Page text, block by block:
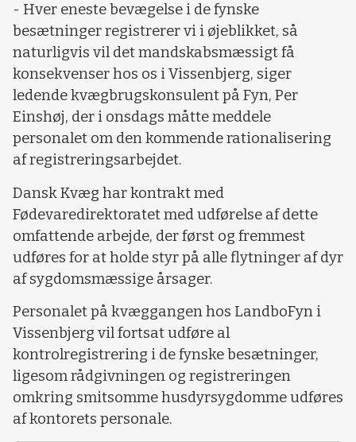
- Hver eneste bevægelse i de fynske
besætninger registrerer vi i øjeblikket, så
naturligvis vil det mandskabsmæssigt få
konsekvenser hos os i Vissenbjerg, siger
ledende kvægbrugskonsulent på Fyn, Per
Einshøj, der i onsdags måtte meddele
personalet om den kommende rationalisering
af registreringsarbejdet.
Dansk Kvæg har kontrakt med
Fødevaredirektoratet med udførelse af dette
omfattende arbejde, der først og fremmest
udføres for at holde styr på alle flytninger af dyr
af sygdomsmæssige årsager.
Personalet på kvæggangen hos LandboFyn i
Vissenbjerg vil fortsat udføre al
kontrolregistrering i de fynske besætninger,
ligesom rådgivningen og registreringen
omkring smitsomme husdyrsygdomme udføres
af kontorets personale.